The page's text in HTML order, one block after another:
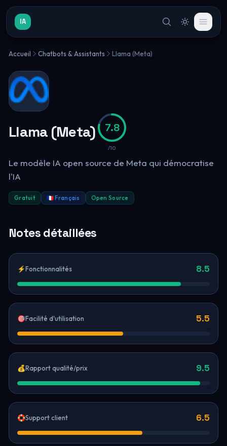
IA
Accueil Chatbots & Assistants Llama (Meta)
Llama (Meta) 7.8
/10
Le modèle IA open source de Meta qui démocratise
l'IA
Gratuit 🇫🇷 Français Open Source
Notes détaillées
⚡Fonctionnalités 8.5
🎯Facilité d'utilisation 5.5
💰Rapport qualité/prix 9.5
🛟Support client 6.5